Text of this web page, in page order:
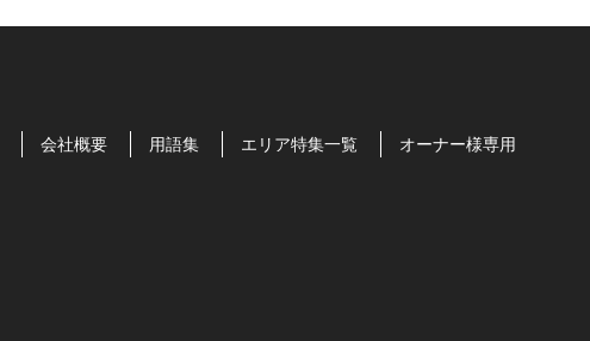
会社概要 用語集 エリア特集一覧
オーナー様専用